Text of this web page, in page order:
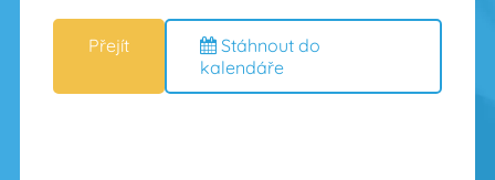
Stáhnout do
kalendáře